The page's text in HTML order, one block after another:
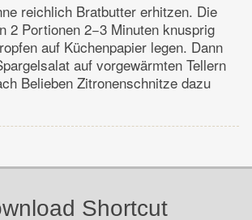
reichlich Bratbutter erhitzen. Die
2 Portionen 2−3 Minuten knusprig
auf Küchenpapier legen. Dann
auf vorgewärmten Tellern
Belieben Zitronenschnitze dazu
Shortcut